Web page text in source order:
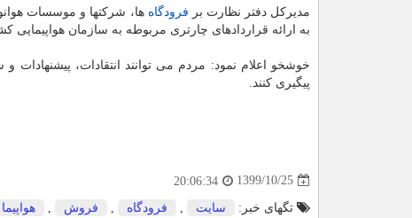
مدیرکل دفتر نظارت بر فرودگاه ها، شرکتها و موسسات
به ارائه قراردادهای چارتری مربوطه به سازمان
پیگیری کنند.
1399/10/25
20:06:34
تگهای خبر: سایت فرودگاه فروش هواپیما